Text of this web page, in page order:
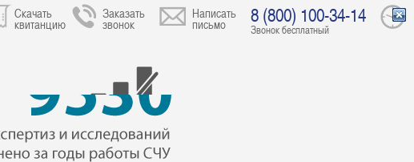
Скачать
квитанцию
Заказать
звонок
Написать
письмо 8 (800) 100-34-14
Звонок бесплатный